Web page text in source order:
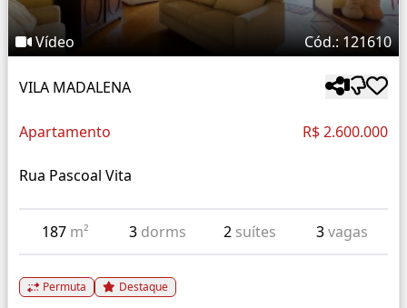
Vídeo Cód.: 121610
VILA MADALENA
Apartamento R$ 2.600.000
Rua Pascoal Vita
187 m² 3 dorms 2 suítes 3vagas
Permuta Destaque